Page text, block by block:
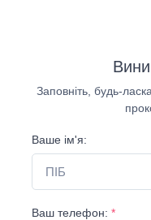
Заповніть, будь-
Ваше ім'я:
Ваш телефон: *